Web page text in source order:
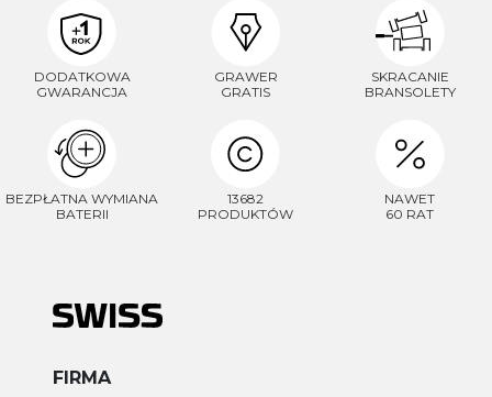
DODATKOWA
GWARANCJA
GRAWER
GRATIS
SKRACANIE
BRANSOLETY
BEZPŁATNA WYMIANA
BATERII
13682
PRODUKTÓW
NAWET
60 RAT
FIRMA